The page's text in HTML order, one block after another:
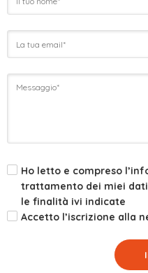
Ho letto e compreso
trattamento dei miei
le finalità ivi indicate
Accetto l’iscrizione alla